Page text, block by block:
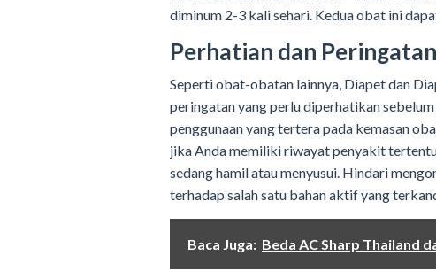
diminum 2-3 kali sehari. Kedua obat ini
Perhatian dan Peringatan
Seperti obat-obatan lainnya, Diapet dan
peringatan yang perlu diperhatikan
penggunaan yang tertera pada kemasan
jika Anda memiliki riwayat penyakit
sedang hamil atau menyusui. Hindari
terhadap salah satu bahan aktif yang
Baca Juga: Beda AC Sharp Thailand